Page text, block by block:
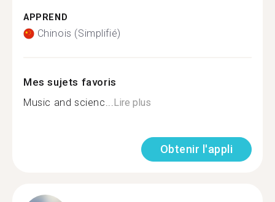
APPREND
Chinois (Simplifié)
Mes sujets favoris
Music and scienc...Lire plus
Obtenir l'appli